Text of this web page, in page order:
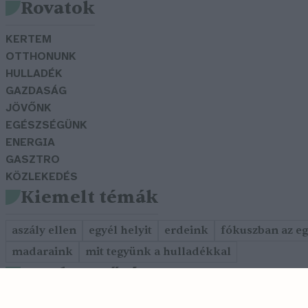
Rovatok
KERTEM
OTTHONUNK
HULLADÉK
GAZDASÁG
JÖVŐNK
EGÉSZSÉGÜNK
ENERGIA
GASZTRO
KÖZLEKEDÉS
Kiemelt témák
aszály ellen egyél helyit erdeink fókuszban az
madaraink
mit tegyünk a hulladékkal
Szerkesztőség